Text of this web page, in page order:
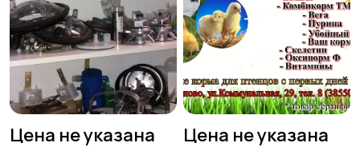
Цена не указана Цена не указана